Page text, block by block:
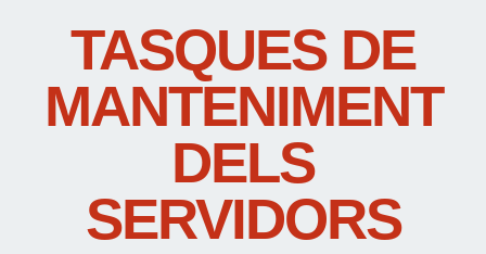
TASQUES DE
MANTENIMENT
DELS
SERVIDORS